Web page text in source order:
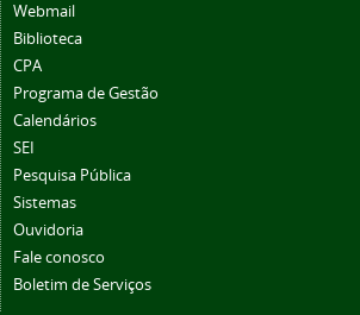
Webmail
Biblioteca
CPA
Programa de Gestão
Calendários
SEI
Pesquisa Pública
Sistemas
Ouvidoria
Fale conosco
Boletim de Serviços